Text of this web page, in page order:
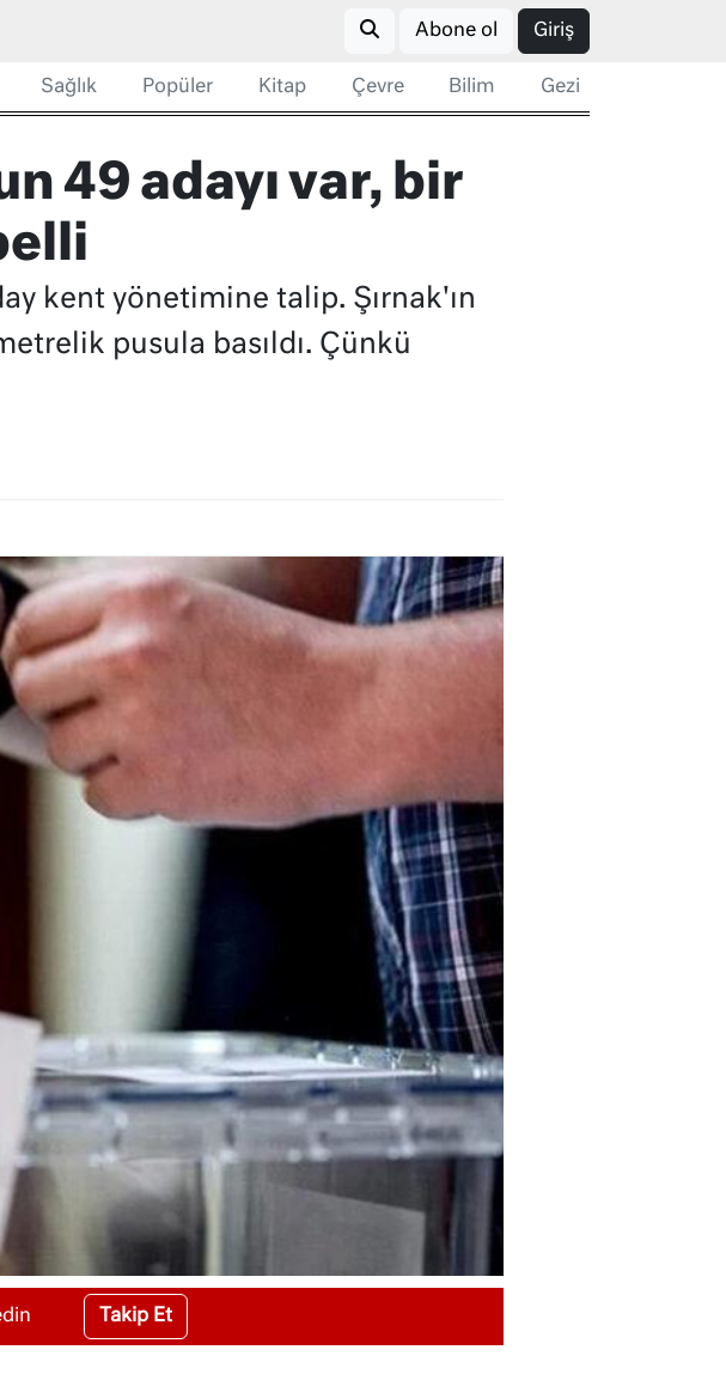
Abone ol Giriş
Sağlık Popüler Kitap Çevre Bilim Gezi
49 adayı var, bir
kent yönetimine talip. Şırnak'ın
pusula basıldı. Çünkü
Takip Et